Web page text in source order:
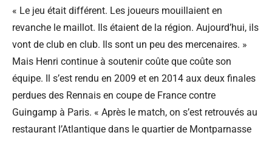
« Le jeu était différent. Les joueurs mouillaient en
revanche le maillot. Ils étaient de la région. Aujourd’hui, ils
vont de club en club. Ils sont un peu des mercenaires. »
Mais Henri continue à soutenir coûte que coûte son
équipe. Il s’est rendu en 2009 et en 2014 aux deux finales
perdues des Rennais en coupe de France contre
Guingamp à Paris. « Après le match, on s’est retrouvés au
restaurant l’Atlantique dans le quartier de Montparnasse